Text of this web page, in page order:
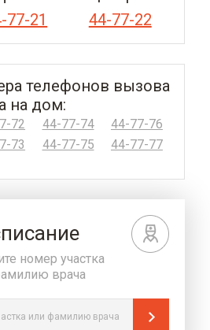
77-21
44-77-22
телефонов вызова
на дом:
72
73
44-77-74
44-77-75
44-77-76
44-77-77
номер участка
врача